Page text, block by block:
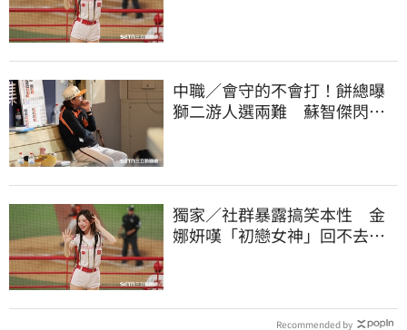
中職／會守的不會打！餅總曝
獅二游人選兩難 蘇智傑閃到
獨家／社群暴露搞笑本性 金
娜妍嘆「初戀女神」回不去！
Recommended by